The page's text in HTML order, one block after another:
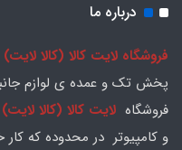
درباره ما
فروشگاه لایت کالا (کالا لایت)
پخش تک و عمده ی لوازم
فروشگاه لایت کالا (کالا لایت)